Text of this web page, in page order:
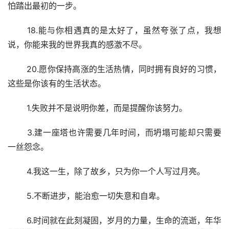
怕踏出最初的一步。
说，你能来我的世界我真的感激不尽。
这些是你该有的生活状态。
1.失败并不是说明你差，而是提醒你该努力。
一丝怨念。
4.我这一生，除了故乡，只为你一个人写过月亮。
5.不断进步，能治愈一切失意和自卑。